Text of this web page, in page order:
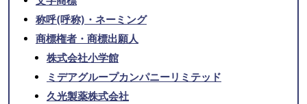
称呼(呼称)・ネーミング
商標権者・商標出願人
株式会社小学館
ミデアグループカンパニーリミテッド
久光製薬株式会社